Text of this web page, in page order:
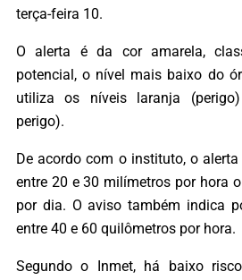
terça-feira 10.
O alerta é da cor amarela,
potencial, o nível mais baixo do
utiliza os níveis laranja
perigo).
De acordo com o instituto, o
entre 20 e 30 milímetros por hora
por dia. O aviso também indica
entre 40 e 60 quilômetros por hora.
Segundo o Inmet, há baixo